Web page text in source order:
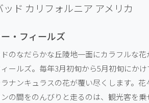
ッド カリフォルニア アメリカ
・フィールズ
のなだらかな丘陵地一面にカラフルな花
ールズ。毎年3月初旬から5月初旬にか
ナンキュラスの花が覆い尽くします。
の間をのんびりと走るのは、観光客を